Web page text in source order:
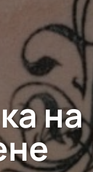
на